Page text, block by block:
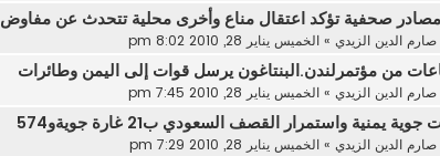
صحفية تؤكد اعتقال مناع وأخرى محلية تتحدث عن مفاوض
صارم الدين الزيدي » الخميس يناير 28, 2010 8:02 pm
من مؤتمرلندن.البنتاغون يرسل قوات إلى اليمن وطائرات
صارم الدين الزيدي » الخميس يناير 28, 2010 7:45 pm
صارم الدين الزيدي » الخميس يناير 28, 2010 7:29 pm